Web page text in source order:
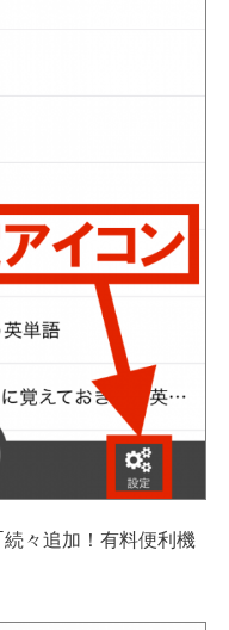
々追加！有料便利機